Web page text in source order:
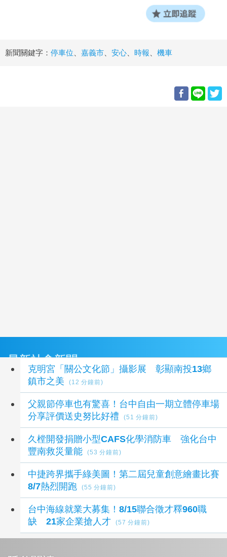
新聞關鍵字： 停車位 嘉義市 安心 時報 機車
最新社會新聞
克明宮「關公文化節」攝影展 彰顯南投13鄉
鎮市之美
(12 分鐘前)
父親節停車也有驚喜！台中自由一期立體停車場
分享評價送史努比好禮
(51 分鐘前)
久樘開發捐贈小型CAFS化學消防車 強化台中
豐南救災量能
(53 分鐘前)
中捷跨界攜手綠美圖！第二屆兒童創意繪畫比賽
8/7熱烈開跑
(55 分鐘前)
台中海線就業大募集！8/15聯合徵才釋960職
缺 21家企業搶人才
(57 分鐘前)